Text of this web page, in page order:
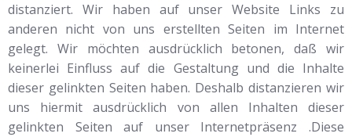
distanziert. Wir haben auf unser Website Links zu
anderen nicht von uns erstellten Seiten im Internet
gelegt. Wir möchten ausdrücklich betonen, daß wir
keinerlei Einfluss auf die Gestaltung und die Inhalte
dieser gelinkten Seiten haben. Deshalb distanzieren wir
uns hiermit ausdrücklich von allen Inhalten dieser
gelinkten Seiten auf unser Internetpräsenz .Diese